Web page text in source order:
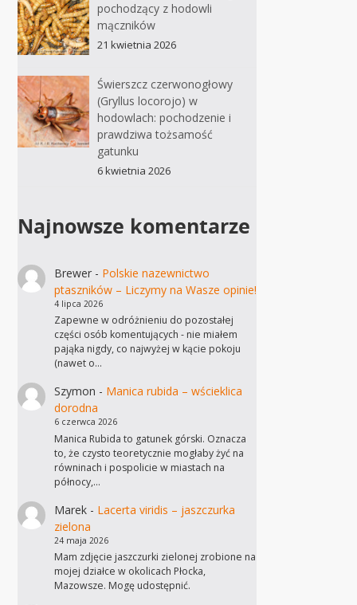
pochodzący z hodowli
mączników
21 kwietnia 2026
Świerszcz czerwonogłowy
(Gryllus locorojo) w
hodowlach: pochodzenie i
prawdziwa tożsamość
gatunku
6 kwietnia 2026
Najnowsze komentarze
Brewer- Polskie nazewnictwo
ptaszników – Liczymy na Wasze opinie!
4 lipca 2026
Zapewne w odróżnieniu do pozostałej
części osób komentujących - nie miałem
pająka nigdy, co najwyżej w kącie pokoju
(nawet o…
Szymon - Manica rubida – wścieklica
dorodna
6 czerwca 2026
Manica Rubida to gatunek górski. Oznacza
to, że czysto teoretycznie mogłaby żyć na
równinach i pospolicie w miastach na
północy,…
Marek- Lacerta viridis – jaszczurka
zielona
24 maja 2026
Mam zdjęcie jaszczurki zielonej zrobione na
mojej działce w okolicach Płocka,
Mazowsze. Mogę udostępnić.